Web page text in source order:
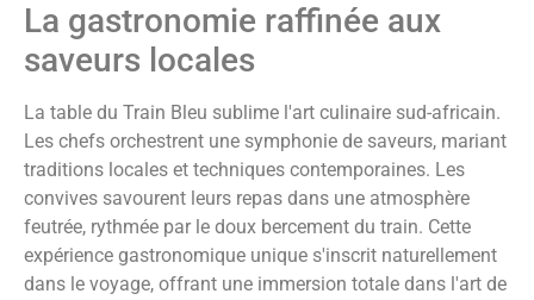
La gastronomie raffinée aux
saveurs locales
La table du Train Bleu sublime l'art culinaire sud-africain.
Les chefs orchestrent une symphonie de saveurs, mariant
traditions locales et techniques contemporaines. Les
convives savourent leurs repas dans une atmosphère
feutrée, rythmée par le doux bercement du train. Cette
expérience gastronomique unique s'inscrit naturellement
dans le voyage, offrant une immersion totale dans l'art de